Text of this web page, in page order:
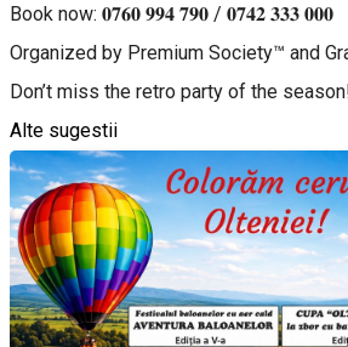
Book now: 𝟎𝟕𝟔𝟎 𝟗𝟗𝟒 𝟕𝟗𝟎 / 𝟎𝟕𝟒𝟐 𝟑𝟑𝟑 𝟎𝟎𝟎
Organized by Premium Society™ and
Don’t miss the retro party of the
Alte sugestii